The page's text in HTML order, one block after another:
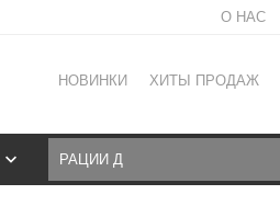
О НАС
НОВИНКИ ХИТЫ ПРОДАЖ